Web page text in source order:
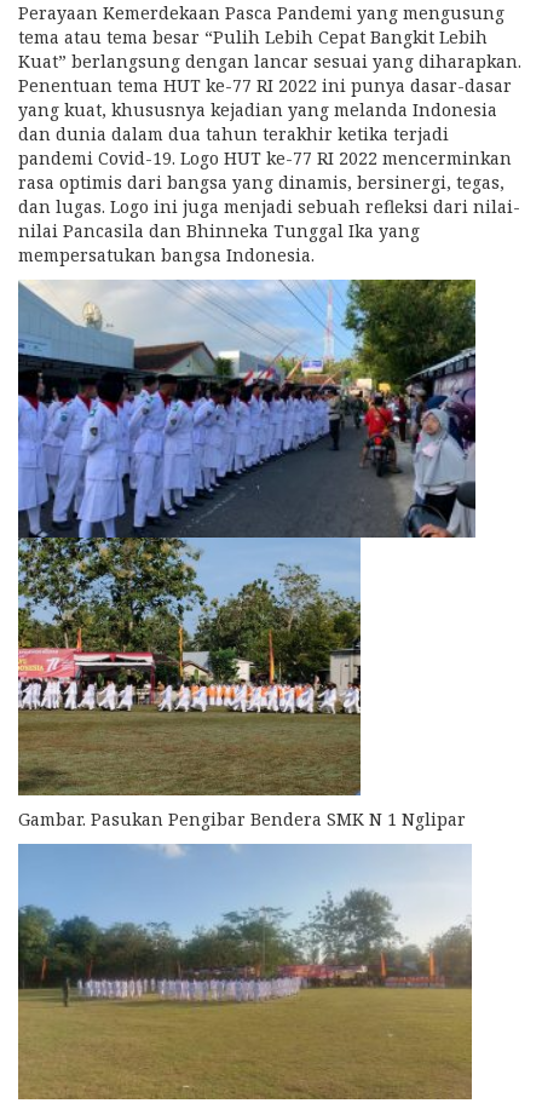
Perayaan Kemerdekaan Pasca Pandemi yang mengusung
tema atau tema besar “Pulih Lebih Cepat Bangkit Lebih
Kuat” berlangsung dengan lancar sesuai yang diharapkan.
Penentuan tema HUT ke-77 RI 2022 ini punya dasar-dasar
yang kuat, khususnya kejadian yang melanda Indonesia
dan dunia dalam dua tahun terakhir ketika terjadi
pandemi Covid-19. Logo HUT ke-77 RI 2022 mencerminkan
rasa optimis dari bangsa yang dinamis, bersinergi, tegas,
dan lugas. Logo ini juga menjadi sebuah refleksi dari nilai-
nilai Pancasila dan Bhinneka Tunggal Ika yang
mempersatukan bangsa Indonesia.
Gambar. Pasukan Pengibar Bendera SMK N 1 Nglipar